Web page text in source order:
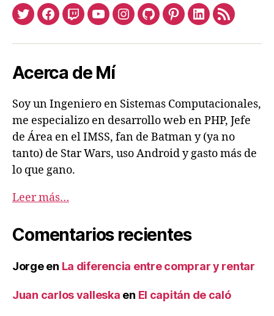
TwitterFacebook
TwitchYoutubeInstagram
GithubPinterestLinkedin
Feed
Acerca de Mí
Soy un Ingeniero en Sistemas Computacionales,
me especializo en desarrollo web en PHP, Jefe
de Área en el IMSS, fan de Batman y (ya no
tanto) de Star Wars, uso Android y gasto más de
lo que gano.
Leer más…
Comentarios recientes
Jorgeen La diferencia entre comprar y rentar
Juan carlos valleska en El capitán de caló